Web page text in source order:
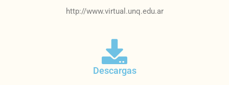
http://www.virtual.unq.edu.ar
Descargas